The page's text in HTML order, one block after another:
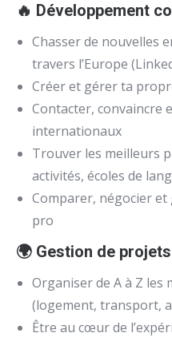
🔥 Développement
Chasser de nouvelles
travers l’Europe
Créer et gérer ta
Contacter, convaincre
internationaux
Trouver les meilleurs
activités, écoles de
Comparer, négocier et
pro
🌍 Gestion de
Organiser de A à Z les
(logement, transport,
Être au cœur de